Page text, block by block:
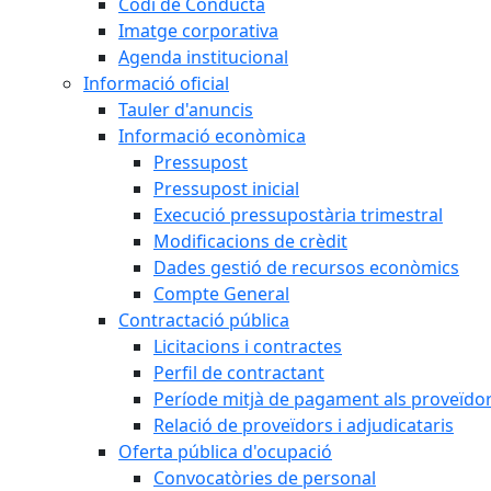
Imatge corporativa
Agenda institucional
Informació oficial
Tauler d'anuncis
Informació econòmica
Pressupost
Pressupost inicial
Execució pressupostària trimestral
Modificacions de crèdit
Dades gestió de recursos econòmics
Compte General
Contractació pública
Licitacions i contractes
Perfil de contractant
Període mitjà de pagament als
Relació de proveïdors i adjudicataris
Oferta pública d'ocupació
Convocatòries de personal